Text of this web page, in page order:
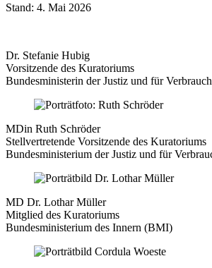
Stand: 4. Mai 2026
Dr. Stefanie Hubig
Vorsitzende des Kuratoriums
Bundesministerin der Justiz und für
MDin Ruth Schröder
Stellvertretende Vorsitzende des Kuratoriums
Bundesministerium der Justiz und für
MD Dr. Lothar Müller
Mitglied des Kuratoriums
Bundesministerium des Innern (BMI)